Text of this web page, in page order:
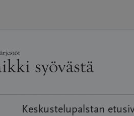
Keskustelupalstan